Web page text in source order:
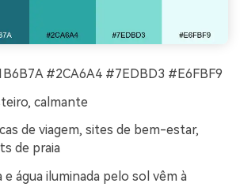
#2CA6A4 #7EDBD3 #E6FBF9
calmante
de viagem, sites de bem-estar,
de praia
água iluminada pelo sol vêm à